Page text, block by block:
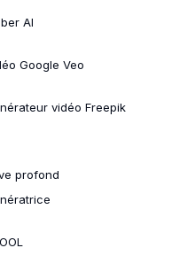
AI
Google Veo
vidéo Freepik
profond